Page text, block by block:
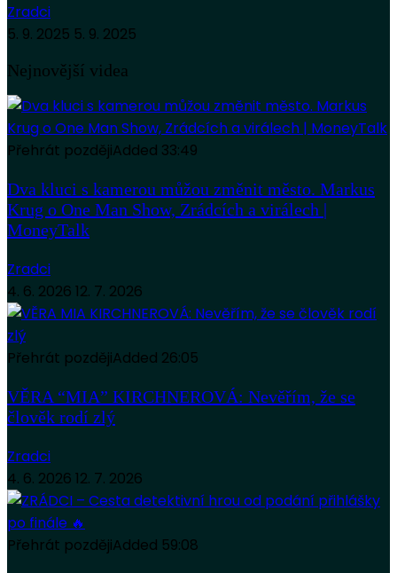
Zradci
5. 9. 2025 5. 9. 2025
Nejnovější videa
Přehrát pozdějiAdded 33:49
Dva kluci s kamerou můžou změnit město. Markus
Krug o One Man Show, Zrádcích a virálech |
MoneyTalk
Zradci
4. 6. 2026 12. 7. 2026
Přehrát pozdějiAdded 26:05
VĚRA “MIA” KIRCHNEROVÁ: Nevěřím, že se
člověk rodí zlý
Zradci
4. 6. 2026 12. 7. 2026
Přehrát pozdějiAdded 59:08